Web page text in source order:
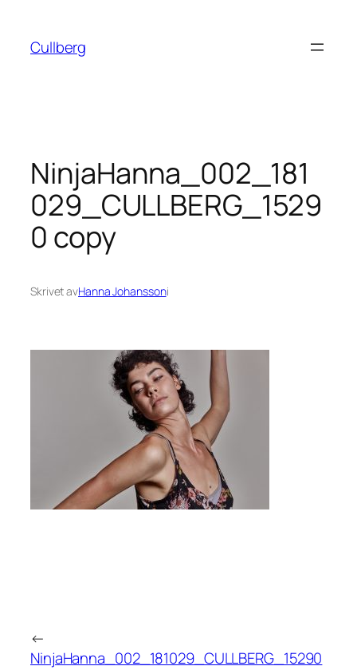
innehåll
Cullberg
NinjaHanna_002_181
029_CULLBERG_1529
0 copy
Skrivet avHanna Johanssoni
←
NinjaHanna_002_181029_CULLBERG_15290